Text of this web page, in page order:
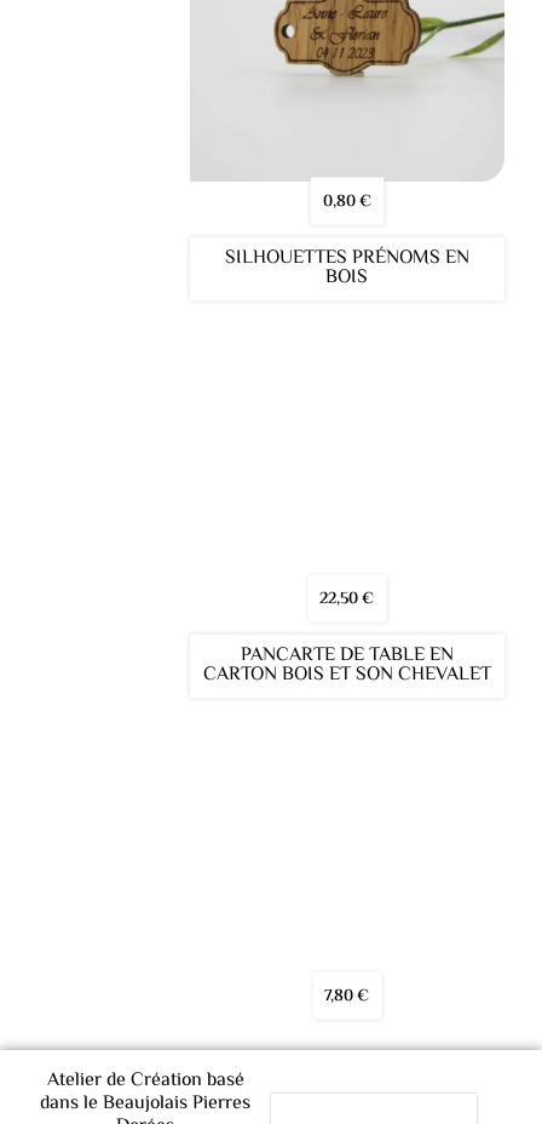
0,80€
SILHOUETTES PRÉNOMS EN
BOIS
22,50€
PANCARTE DE TABLE EN
CARTON BOIS ET SON CHEVALET
7,80€
Atelier de Création basé
dans le Beaujolais Pierres